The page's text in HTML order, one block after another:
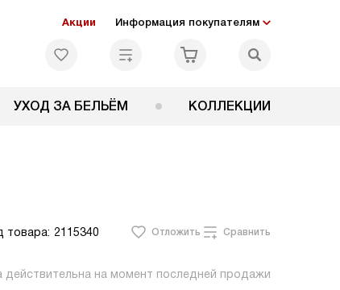
Акции Информация покупателям
УХОД ЗА БЕЛЬЁМ КОЛЛЕКЦИИ
товара: 2115340 Отложить Сравнить
действительна на момент последней продажи